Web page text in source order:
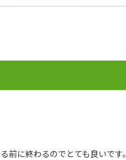
前に終わるのでとても良いです。